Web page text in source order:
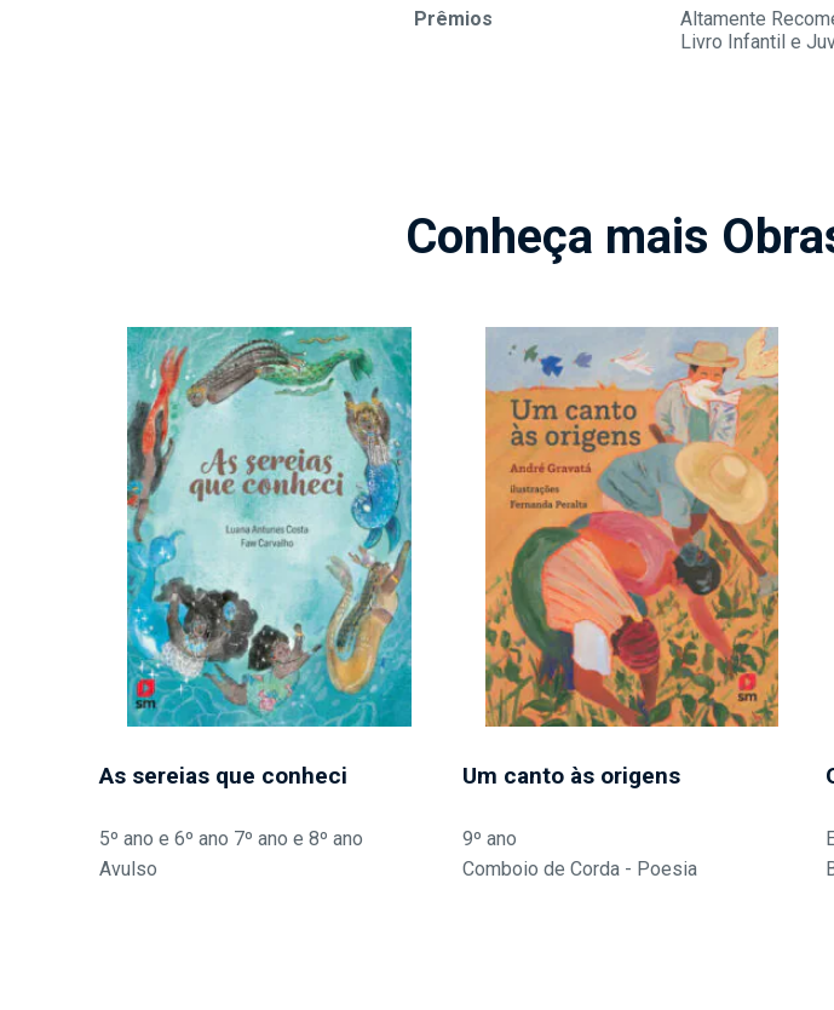
Prêmios
Altamente
Livro Infantil e
Conheça mais
As sereias que conheci
5º ano e 6º ano 7º ano e 8º ano
Avulso
Um canto às origens
9º ano
Comboio de Corda - Poesia